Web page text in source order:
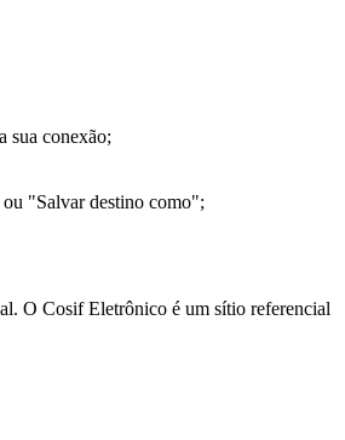
sua conexão;
"Salvar destino como";
O Cosif Eletrônico é um sítio referencial